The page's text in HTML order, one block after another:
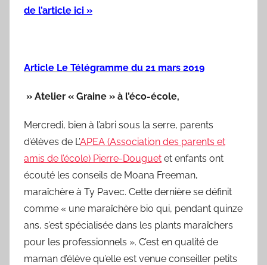
de l’article ici »
Article Le Télégramme du 21 mars 2019
» Atelier « Graine » à l’éco-école,
Mercredi, bien à l’abri sous la serre, parents
d’élèves de L’APEA (Association des parents et
amis de l’école) Pierre-Douguet et enfants ont
écouté les conseils de Moana Freeman,
maraîchère à Ty Pavec. Cette dernière se définit
comme « une maraîchère bio qui, pendant quinze
ans, s’est spécialisée dans les plants maraîchers
pour les professionnels ». C’est en qualité de
maman d’élève qu’elle est venue conseiller petits